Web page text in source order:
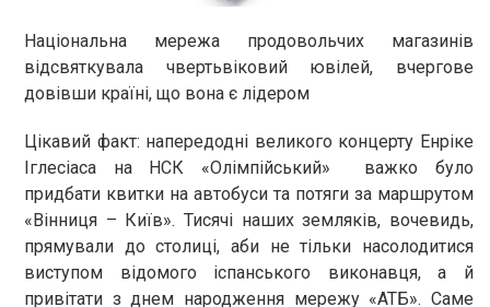
Національна мережа продовольчих магазинів
відсвяткувала чвертьвіковий ювілей, вчергове
довівши країні, що вона є лідером
Цікавий факт: напередодні великого концерту Енріке
Іглесіаса на НСК «Олімпійський» важко було
придбати квитки на автобуси та потяги за маршрутом
«Вінниця – Київ». Тисячі наших земляків, вочевидь,
прямували до столиці, аби не тільки насолодитися
виступом відомого іспанського виконавця, а й
привітати з днем народження мережу «АТБ». Саме